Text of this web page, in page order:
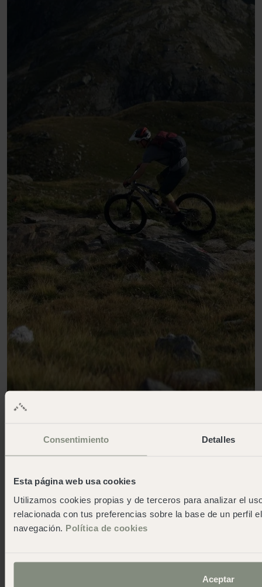
Consentimiento Detalles
Esta página web usa cookies
Utilizamos cookies propias y de terceros para analizar el
relacionada con tus preferencias sobre la base de un perfil
navegación. Política de cookies
Aceptar